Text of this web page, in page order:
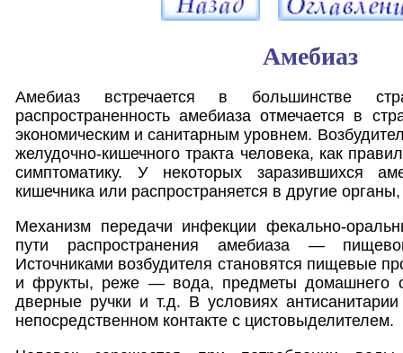
Амебиаз
Амебиаз встречается в большинстве
распространенность амебиаза отмечается в
экономическим и санитарным уровнем.
желудочно-кишечного тракта человека, как
симптоматику. У некоторых заразившихся
кишечника или распространяется в другие
Механизм передачи инфекции фекально-
пути распространения амебиаза —
Источниками возбудителя становятся пищевые
и фрукты, реже — вода, предметы домашнего
дверные ручки и т.д. В условиях
непосредственном контакте с цистовыделителем.